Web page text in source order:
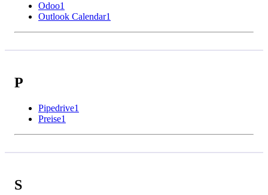
Odoo1
Outlook Calendar1
P
Pipedrive1
Preise1
S